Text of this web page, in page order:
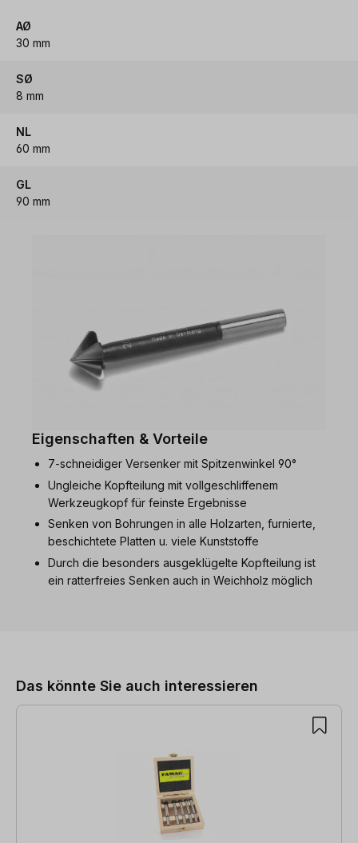
AØ
30 mm
SØ
8 mm
NL
60 mm
GL
90 mm
Eigenschaften & Vorteile
7-schneidiger Versenker mit Spitzenwinkel 90°
Ungleiche Kopfteilung mit vollgeschliffenem
Werkzeugkopf für feinste Ergebnisse
Senken von Bohrungen in alle Holzarten, furnierte,
beschichtete Platten u. viele Kunststoffe
Durch die besonders ausgeklügelte Kopfteilung ist
ein ratterfreies Senken auch in Weichholz möglich
Das könnte Sie auch interessieren